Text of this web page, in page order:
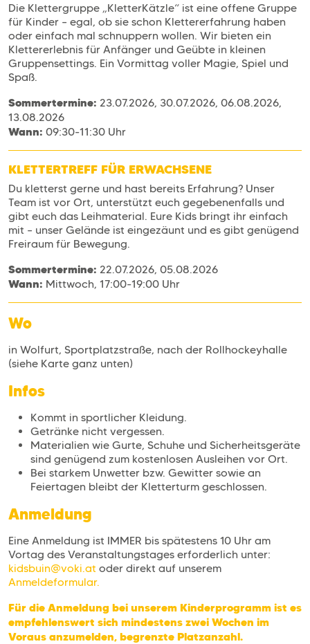
Die Klettergruppe „KletterKätzle“ ist eine offene Gruppe
für Kinder – egal, ob sie schon Klettererfahrung haben
oder einfach mal schnuppern wollen. Wir bieten ein
Klettererlebnis für Anfänger und Geübte in kleinen
Gruppensettings. Ein Vormittag voller Magie, Spiel und
Spaß.
Sommertermine: 23.07.2026, 30.07.2026, 06.08.2026,
13.08.2026
Wann: 09:30-11:30 Uhr
KLETTERTREFF FÜR ERWACHSENE
Du kletterst gerne und hast bereits Erfahrung? Unser
Team ist vor Ort, unterstützt euch gegebenenfalls und
gibt euch das Leihmaterial. Eure Kids bringt ihr einfach
mit – unser Gelände ist eingezäunt und es gibt genügend
Freiraum für Bewegung.
Sommertermine: 22.07.2026, 05.08.2026
Wann: Mittwoch, 17:00-19:00 Uhr
Wo
in Wolfurt, Sportplatzstraße, nach der Rollhockeyhalle
(siehe Karte ganz unten)
Infos
Kommt in sportlicher Kleidung.
Getränke nicht vergessen.
Materialien wie Gurte, Schuhe und Sicherheitsgeräte
sind genügend zum kostenlosen Ausleihen vor Ort.
Bei starkem Unwetter bzw. Gewitter sowie an
Feiertagen bleibt der Kletterturm geschlossen.
Anmeldung
Eine Anmeldung ist IMMER bis spätestens 10 Uhr am
Vortag des Veranstaltungstages erforderlich unter:
kidsbuin@voki.at oder direkt auf unserem
Anmeldeformular.
Für die Anmeldung bei unserem Kinderprogramm ist es
empfehlenswert sich mindestens zwei Wochen im
Voraus anzumelden, begrenzte Platzanzahl.